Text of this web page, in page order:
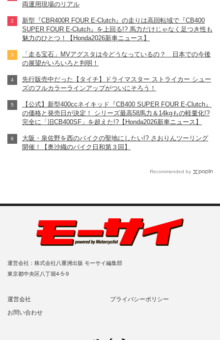
両運用現場のリアル
新型『CBR400R FOUR E-Clutch』の走りは高回転域で『CB400
SUPER FOUR E-Clutch』を上回る!? 馬力だけじゃなく足つき性も
魅力のひとつ！【Honda2026新車ニュース】
「走る宝石」MVアグスタは今どうなっているの？ 日本での今後
の展望がいろいろと判明！
先行販売中だった【タイチ】ドライマスター ストライカー シュー
ズのフルカラーラインアップがついにそろう！
【公式】新型400ccネイキッド『CB400 SUPER FOUR E-Clutch』
の価格と発売日が決定！ シリーズ最高58馬力＆14kgもの軽量化!?
完全に「旧CB400SF」を超えた!?【Honda2026新車ニュース】
大阪・泉佐野を西のバイクの聖地にしたい!? さおりんツーリング
開催！【奥沙織のバイク日和第３回】
Recommended by
運営会社：株式会社八重洲出版 モーサイ編集部
東京都中央区八丁堀4-5-9
運営会社
プライバシーポリシー
お問い合わせ